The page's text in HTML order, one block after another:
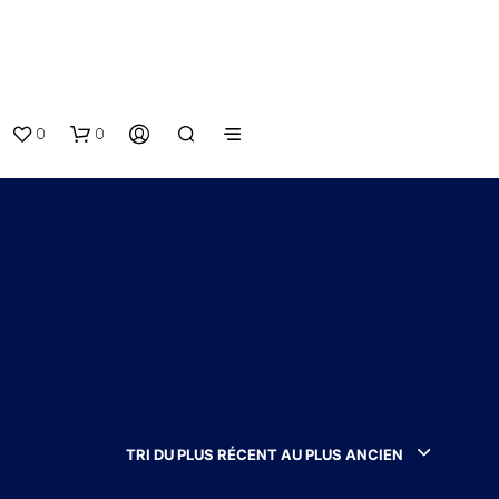
0 0
R
TRI DU PLUS RÉCENT AU PLUS ANCIEN